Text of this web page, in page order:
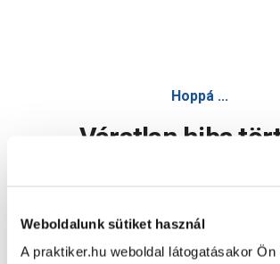
Weboldalunk sütiket használ
A praktiker.hu weboldal látogatásakor Ön
Hoppá ...
Váratlan hiba
Oldal újratöltése